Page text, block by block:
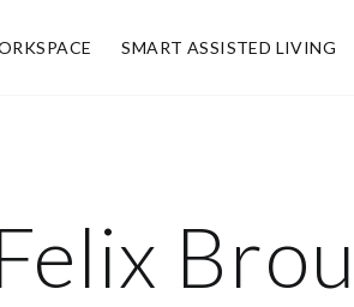
SMART ASSISTED LIVING